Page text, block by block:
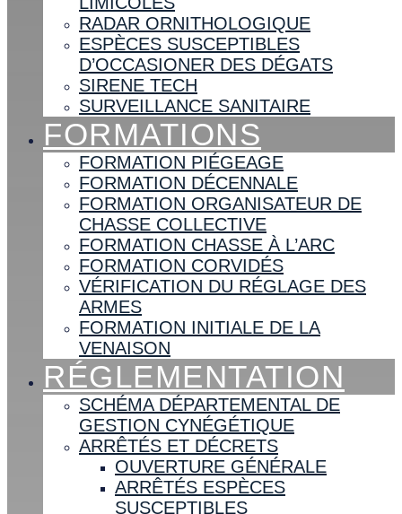
RADAR ORNITHOLOGIQUE
ESPÈCES SUSCEPTIBLES
D’OCCASIONER DES DÉGATS
SIRENE TECH
SURVEILLANCE SANITAIRE
FORMATIONS
FORMATION PIÉGEAGE
FORMATION DÉCENNALE
FORMATION ORGANISATEUR DE
CHASSE COLLECTIVE
FORMATION CHASSE À L’ARC
FORMATION CORVIDÉS
VÉRIFICATION DU RÉGLAGE DES
ARMES
FORMATION INITIALE DE LA
VENAISON
RÉGLEMENTATION
SCHÉMA DÉPARTEMENTAL DE
GESTION CYNÉGÉTIQUE
ARRÊTÉS ET DÉCRETS
OUVERTURE GÉNÉRALE
ARRÊTÉS ESPÈCES
SUSCEPTIBLES